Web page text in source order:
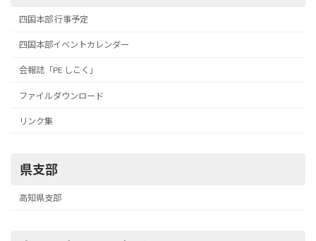
四国本部 行事予定
四国本部イベントカレンダー
会報誌「PE しこく」
ファイルダウンロード
リンク集
県支部
高知県支部